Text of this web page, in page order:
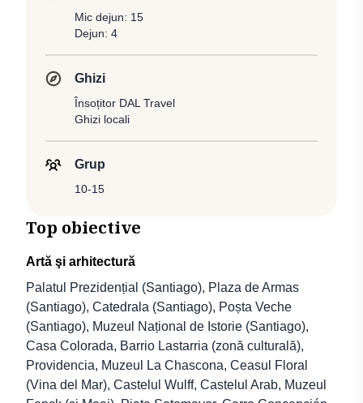
Mic dejun: 15
Dejun: 4
Ghizi
Însoțitor DAL Travel
Ghizi locali
Grup
10-15
Top obiective
Artă şi arhitectură
Palatul Prezidențial (Santiago), Plaza de Armas
(Santiago), Catedrala (Santiago), Poșta Veche
(Santiago), Muzeul Național de Istorie (Santiago),
Casa Colorada, Barrio Lastarria (zonă culturală),
Providencia, Muzeul La Chascona, Ceasul Floral
(Vina del Mar), Castelul Wulff, Castelul Arab, Muzeul